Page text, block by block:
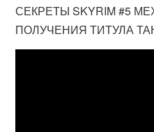
СЕКРЕТЫ SKYRIM #5
ПОЛУЧЕНИЯ ТИТУЛА